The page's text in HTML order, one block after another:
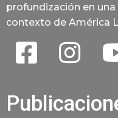
profundización en
contexto de América